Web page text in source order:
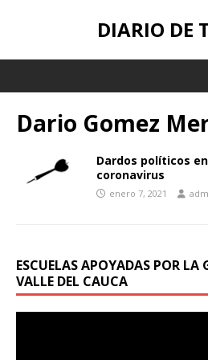
DIARIO DE
Dario Gomez
Dardos políticos
coronavirus
enero 7, 2021
ESCUELAS APOYADAS POR LA
VALLE DEL CAUCA